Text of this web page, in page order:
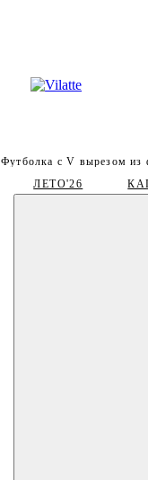
ЛЕТО'26
Футболка с V вырезом из